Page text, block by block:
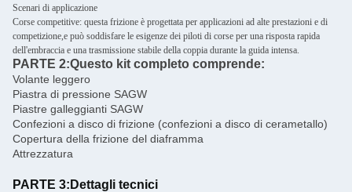
Scenari di applicazione
Corse competitive: questa frizione è progettata per applicazioni ad alte prestazioni e di
competizione,e può soddisfare le esigenze dei piloti di corse per una risposta rapida
dell'embraccia e una trasmissione stabile della coppia durante la guida intensa.
PARTE 2:Questo kit completo comprende:
Volante leggero
Piastra di pressione SAGW
Piastre galleggianti SAGW
Confezioni a disco di frizione (confezioni a disco di cerametallo)
Copertura della frizione del diaframma
Attrezzatura
PARTE 3: Dettagli tecnici